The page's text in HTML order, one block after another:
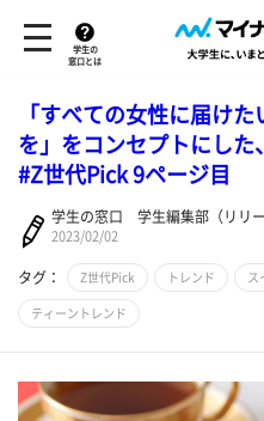
学生の
窓口とは
「すべての女性に届け
を」をコンセプトにした
#Z世代Pick 9ページ目
学生の窓口 学生編集部（リリー
2023/02/02
タグ： Z世代Pick トレンド ス
ティーントレンド